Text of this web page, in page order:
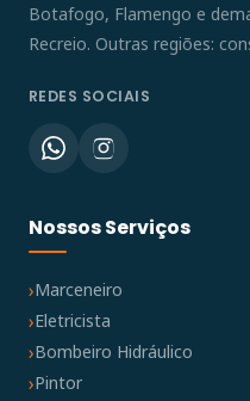
Botafogo, Flamengo e
Recreio. Outras regiões:
REDES SOCIAIS
Nossos Serviços
Marceneiro
Eletricista
Bombeiro Hidráulico
Pintor